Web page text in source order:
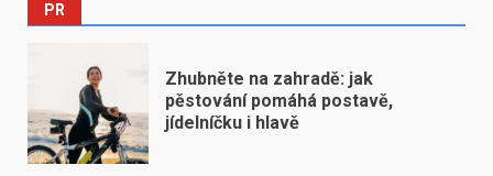
PR
Zhubněte na zahradě: jak
pěstování pomáhá postavě,
jídelníčku i hlavě